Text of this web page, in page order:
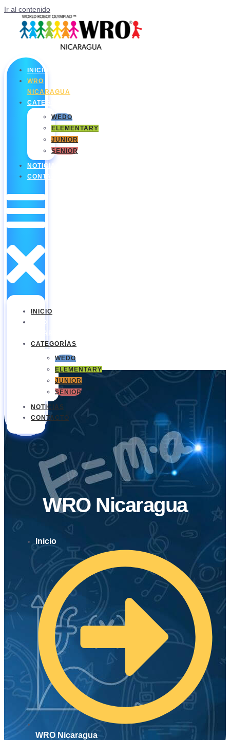
Ir al contenido
INICIO
WRO
NICARAGUA
CATEGORÍAS
WEDO
ELEMENTARY
JUNIOR
SENIOR
NOTICIAS
CONTACTO
INICIO
WRO
NICARAGUA
CATEGORÍAS
WEDO
ELEMENTARY
JUNIOR
SENIOR
NOTICIAS
CONTACTO
WRO Nicaragua
Inicio
WRO Nicaragua